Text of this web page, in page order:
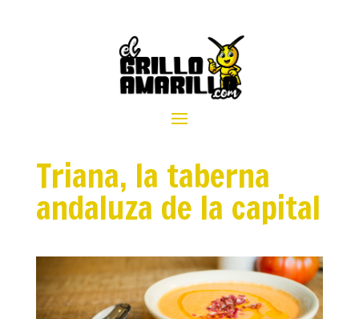
Triana, la taberna
andaluza de la capital